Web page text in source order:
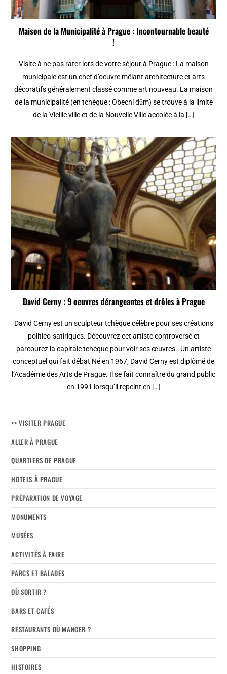
Maison de la Municipalité à Prague : Incontournable beauté
!
Visite à ne pas rater lors de votre séjour à Prague : La maison
municipale est un chef d’oeuvre mêlant architecture et arts
décoratifs généralement classé comme art nouveau. La maison
de la municipalité (en tchèque : Obecní dům) se trouve à la limite
de la Vieille ville et de la Nouvelle Ville accolée à la […]
David Cerny : 9 oeuvres dérangeantes et drôles à Prague
David Cerny est un sculpteur tchèque célèbre pour ses créations
politico-satiriques. Découvrez cet artiste controversé et
parcourez la capitale tchèque pour voir ses œuvres. Un artiste
conceptuel qui fait débat Né en 1967, David Cerny est diplômé de
l’Académie des Arts de Prague. Il se fait connaître du grand public
en 1991 lorsqu’il repeint en […]
>> VISITER PRAGUE
ALLER À PRAGUE
QUARTIERS DE PRAGUE
HOTELS À PRAGUE
PRÉPARATION DE VOYAGE
MONUMENTS
MUSÉES
ACTIVITÉS À FAIRE
PARCS ET BALADES
OÙ SORTIR ?
BARS ET CAFÉS
RESTAURANTS OÙ MANGER ?
SHOPPING
HISTOIRES